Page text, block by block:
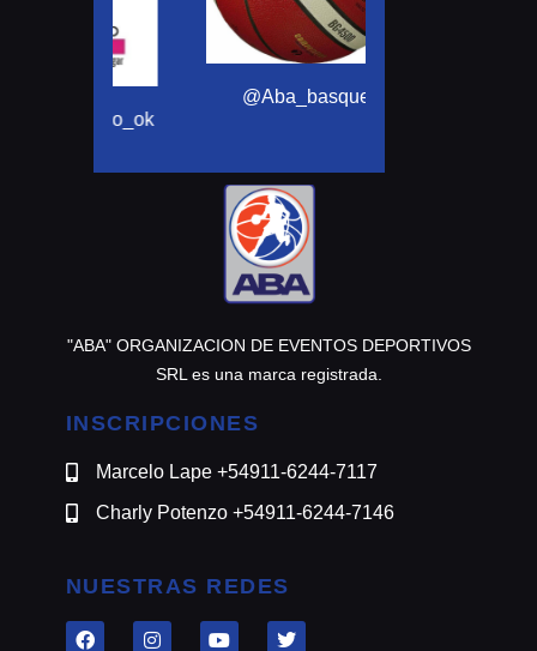
@Aba_basquet
"ABA" ORGANIZACION DE EVENTOS DEPORTIVOS
SRL es una marca registrada.
INSCRIPCIONES
Marcelo Lape +54911-6244-7117
Charly Potenzo +54911-6244-7146
NUESTRAS REDES